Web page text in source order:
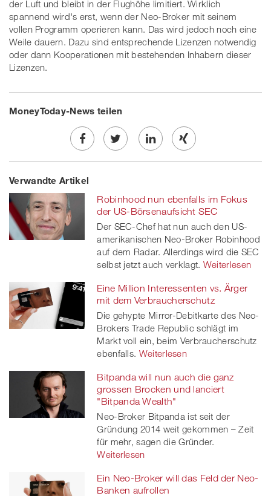
der Luft und bleibt in der Flughöhe limitiert. Wirklich
spannend wird's erst, wenn der Neo-Broker mit seinem
vollen Programm operieren kann. Das wird jedoch noch eine
Weile dauern. Dazu sind entsprechende Lizenzen notwendig
oder dann Kooperationen mit bestehenden Inhabern dieser
Lizenzen.
MoneyToday-News teilen
Share
on
Facebook
Twe
on
twitt
er
Share
linkedin
Share
Xing
Verwandte Artikel
Robinhood nun ebenfalls im Fokus
der US-Börsenaufsicht SEC
Der SEC-Chef hat nun auch den US-
amerikanischen Neo-Broker Robinhood
auf dem Radar. Allerdings wird die SEC
selbst jetzt auch verklagt. Weiterlesen
Eine Million Interessenten vs. Ärger
mit dem Verbraucherschutz
Die gehypte Mirror-Debitkarte des Neo-
Brokers Trade Republic schlägt im
Markt voll ein, beim Verbraucherschutz
ebenfalls. Weiterlesen
Bitpanda will nun auch die ganz
grossen Brocken und lanciert
"Bitpanda Wealth"
Neo-Broker Bitpanda ist seit der
Gründung 2014 weit gekommen – Zeit
für mehr, sagen die Gründer.
Weiterlesen
Ein Neo-Broker will das Feld der Neo-
Banken aufrollen